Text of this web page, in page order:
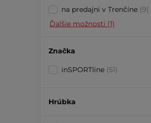
na predajni v Trenčíne (9)
Ďalšie možnosti (1)
Značka
inSPORTline (51)
Hrúbka